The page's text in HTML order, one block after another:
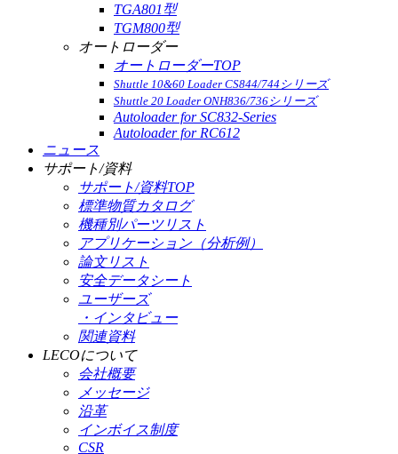
TGA801型
TGM800型
オートローダー
オートローダーTOP
Shuttle 10&60 Loader CS844/744シリーズ
Shuttle 20 Loader ONH836/736シリーズ
Autoloader for SC832-Series
Autoloader for RC612
ニュース
サポート/資料
サポート/資料TOP
標準物質カタログ
機種別パーツリスト
アプリケーション（分析例）
論文リスト
安全データシート
ユーザーズ
・インタビュー
関連資料
LECOについて
会社概要
メッセージ
沿革
インボイス制度
CSR